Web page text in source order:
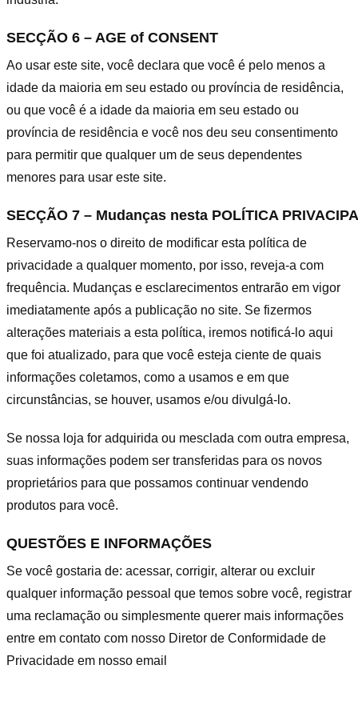
SECÇÃO 6 – AGE of CONSENT
Ao usar este site, você declara que você é pelo menos a
idade da maioria em seu estado ou província de residência,
ou que você é a idade da maioria em seu estado ou
província de residência e você nos deu seu consentimento
para permitir que qualquer um de seus dependentes
menores para usar este site.
SECÇÃO 7 – Mudanças nesta POLÍTICA
Reservamo-nos o direito de modificar esta política de
privacidade a qualquer momento, por isso, reveja-a com
frequência. Mudanças e esclarecimentos entrarão em vigor
imediatamente após a publicação no site. Se fizermos
alterações materiais a esta política, iremos notificá-lo aqui
que foi atualizado, para que você esteja ciente de quais
informações coletamos, como a usamos e em que
circunstâncias, se houver, usamos e/ou divulgá-lo.
Se nossa loja for adquirida ou mesclada com outra empresa,
suas informações podem ser transferidas para os novos
proprietários para que possamos continuar vendendo
produtos para você.
QUESTÕES E INFORMAÇÕES
Se você gostaria de: acessar, corrigir, alterar ou excluir
qualquer informação pessoal que temos sobre você, registrar
uma reclamação ou simplesmente querer mais informações
entre em contato com nosso Diretor de Conformidade de
Privacidade em nosso email